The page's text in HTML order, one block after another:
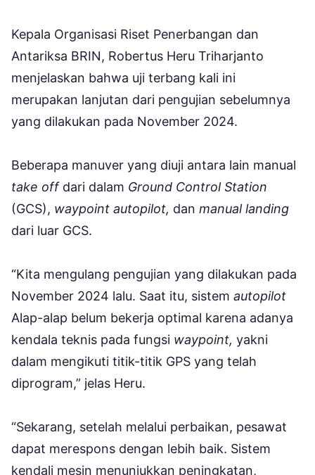
Kepala Organisasi Riset Penerbangan dan
Antariksa BRIN, Robertus Heru Triharjanto
menjelaskan bahwa uji terbang kali ini
merupakan lanjutan dari pengujian sebelumnya
yang dilakukan pada November 2024.
Beberapa manuver yang diuji antara lain manual
take offdari dalam Ground Control Station
(GCS), waypoint autopilot, dan manual landing
dari luar GCS.
“Kita mengulang pengujian yang dilakukan pada
November 2024 lalu. Saat itu, sistem autopilot
Alap-alap belum bekerja optimal karena adanya
kendala teknis pada fungsi waypoint, yakni
dalam mengikuti titik-titik GPS yang telah
diprogram,” jelas Heru.
“Sekarang, setelah melalui perbaikan, pesawat
dapat merespons dengan lebih baik. Sistem
kendali mesin menunjukkan peningkatan,